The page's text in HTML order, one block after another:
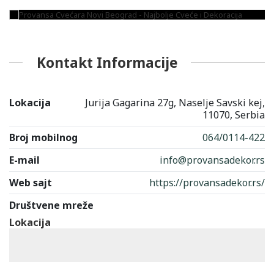
Kontakt Informacije
Lokacija
Jurija Gagarina 27g, Naselje Savski kej,
11070, Serbia
Broj mobilnog
064/0114-422
E-mail
info@provansadekor.rs
Web sajt
https://provansadekor.rs/
Društvene mreže
Lokacija